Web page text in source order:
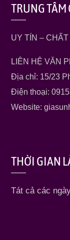
TRUNG
UY TÍN –
LIÊN HỆ VĂN
Địa chỉ: 15/23
Điện thoại:
Website:
THỜI GIAN
Tát cả các